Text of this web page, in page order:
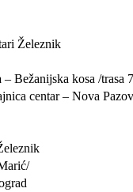
Železnik
Bežanijska kosa /trasa
centar – Nova